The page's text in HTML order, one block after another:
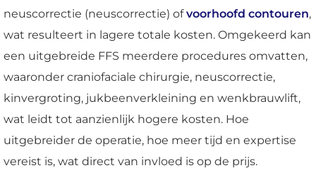
neuscorrectie (neuscorrectie) ofvoorhoofd contouren,
wat resulteert in lagere totale kosten. Omgekeerd kan
een uitgebreide FFS meerdere procedures omvatten,
waaronder craniofaciale chirurgie, neuscorrectie,
kinvergroting, jukbeenverkleining en wenkbrauwlift,
wat leidt tot aanzienlijk hogere kosten. Hoe
uitgebreider de operatie, hoe meer tijd en expertise
vereist is, wat direct van invloed is op de prijs.